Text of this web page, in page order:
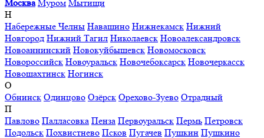
Москва Муром Мытищи
Н
Набережные Челны Навашино Нижнекамск Нижний
Новгород Нижний Тагил Николаевск Новоалександровск
Новоаннинский Новокуйбышевск Новомосковск
Новороссийск Новоуральск Новочебоксарск Новочеркасск
Новошахтинск Ногинск
О
Обнинск Одинцово Озёрск Орехово-Зуево Отрадный
П
Павлово Палласовка Пенза Первоуральск Пермь Петровск
Подольск Похвистнево Псков Пугачев Пушкин Пушкино